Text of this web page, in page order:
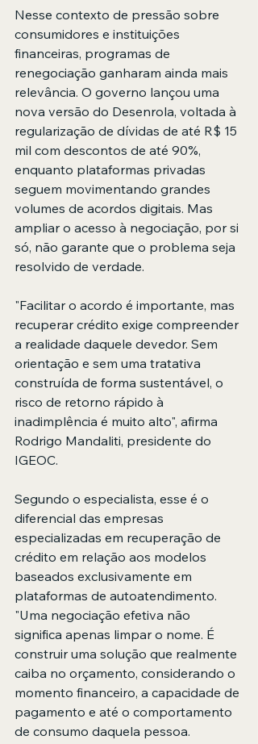
Nesse contexto de pressão sobre
consumidores e instituições
financeiras, programas de
renegociação ganharam ainda mais
relevância. O governo lançou uma
nova versão do Desenrola, voltada à
regularização de dívidas de até R$ 15
mil com descontos de até 90%,
enquanto plataformas privadas
seguem movimentando grandes
volumes de acordos digitais. Mas
ampliar o acesso à negociação, por si
só, não garante que o problema seja
resolvido de verdade.
"Facilitar o acordo é importante, mas
recuperar crédito exige compreender
a realidade daquele devedor. Sem
orientação e sem uma tratativa
construída de forma sustentável, o
risco de retorno rápido à
inadimplência é muito alto", afirma
Rodrigo Mandaliti, presidente do
IGEOC.
Segundo o especialista, esse é o
diferencial das empresas
especializadas em recuperação de
crédito em relação aos modelos
baseados exclusivamente em
plataformas de autoatendimento.
"Uma negociação efetiva não
significa apenas limpar o nome. É
construir uma solução que realmente
caiba no orçamento, considerando o
momento financeiro, a capacidade de
pagamento e até o comportamento
de consumo daquela pessoa.